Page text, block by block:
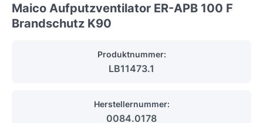
Maico Aufputzventilator ER-APB 100 F
Brandschutz K90
Produktnummer:
LB11473.1
Herstellernummer:
0084.0178